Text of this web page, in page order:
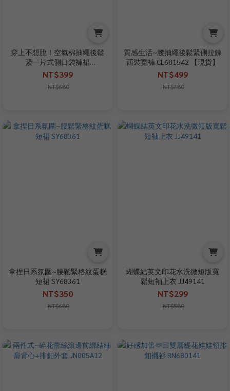
穿上不想脫！空氣棉抽繩後鬆
緊一片式側口袋褲裙
SY1197A91
NT$399
NT$680
質感生活~腰抽繩後鬆緊側拉鍊
西裝寬褲 CL681542 【現貨】
NT$499
NT$780
拿捏日系氛圍~腰鬆緊格紋蛋糕
短裙 SY68361
NT$350
NT$680
蝴蝶結英文印花水洗微短版寬
鬆短袖上衣 JJ49141
NT$299
NT$580